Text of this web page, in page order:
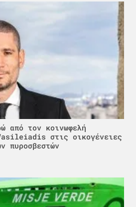
από τον κοινωφελή
στις οικογένειες
πυροσβεστών